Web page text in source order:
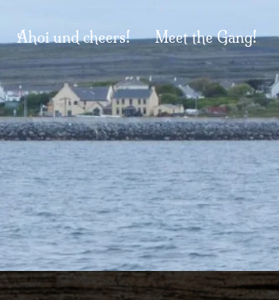
Ahoi und cheers! Meet the Gang!